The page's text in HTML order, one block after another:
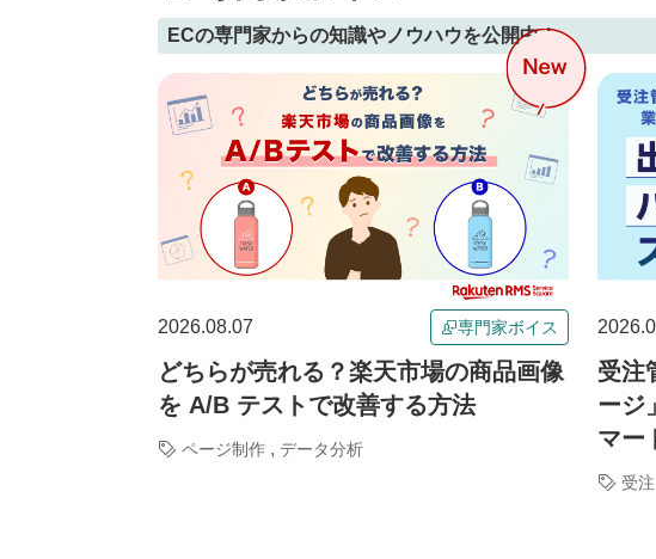
ECの専門家からの知識やノウハウを公開中！
2026.08.07 専門家ボイス
どちらが売れる？楽天市場の商品画像
を A/B テストで改善する方法
ページ制作 , データ分析
受注
ージ
マー
受